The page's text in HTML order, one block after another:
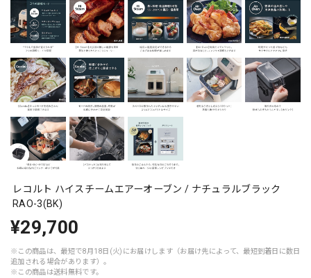
レコルト ハイスチームエアーオーブン / ナチュラルブラック
RAO-3(BK)
¥29,700
※この商品は、最短で8月18日(火)にお届けします（お届け先によって、最短到着日に数日
追加される場合があります）。
※この商品は送料無料です。